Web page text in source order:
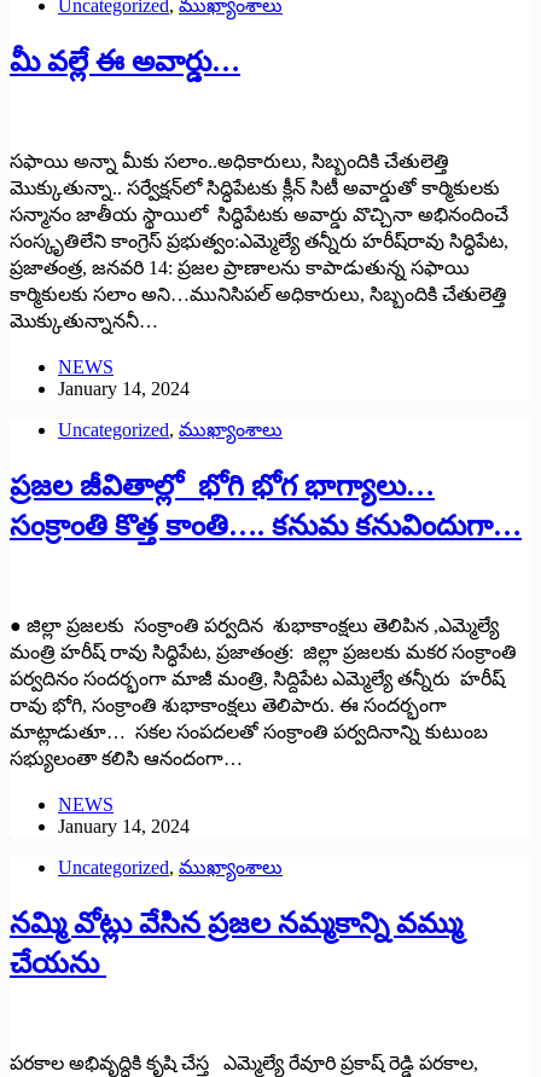
Uncategorized, ముఖ్యాంశాలు
మీ వల్లే ఈ అవార్డు…
సఫాయి అన్నా మీకు సలాం..అధికారులు, సిబ్బందికి చేతులెత్తి
మొక్కుతున్నా.. సర్వేక్షన్‌లో సిద్ధిపేటకు క్లీన్‌ సిటీ అవార్డుతో కార్మికులకు
సన్మానం జాతీయ స్థాయిలో సిద్ధిపేటకు అవార్డు వొచ్చినా అభినందించే
సంస్కృతిలేని కాంగ్రెస్‌ ప్రభుత్వం:ఎమ్మెల్యే తన్నీరు హరీష్‌రావు సిద్ధిపేట,
ప్రజాతంత్ర, జనవరి 14: ప్రజల ప్రాణాలను కాపాడుతున్న సఫాయి
కార్మికులకు సలాం అని…మునిసిపల్‌ అధికారులు, సిబ్బందికి చేతులెత్తి
మొక్కుతున్నాననీ…
NEWS
January 14, 2024
Uncategorized, ముఖ్యాంశాలు
ప్రజల జీవితాల్లో భోగి భోగ భాగ్యాలు…
సంక్రాంతి కొత్త కాంతి…. కనుమ కనువిందుగా…
● జిల్లా ప్రజలకు సంక్రాంతి పర్వదిన శుభాకాంక్షలు తెలిపిన ,ఎమ్మెల్యే
మంత్రి హరీష్ రావు సిద్ధిపేట, ప్రజాతంత్ర: జిల్లా ప్రజలకు మకర సంక్రాంతి
పర్వదినం సందర్భంగా మాజీ మంత్రి, సిద్దిపేట ఎమ్మెల్యే తన్నీరు హరీష్
రావు భోగి, సంక్రాంతి శుభాకాంక్షలు తెలిపారు. ఈ సందర్భంగా
మాట్లాడుతూ… సకల సంపదలతో సంక్రాంతి పర్వదినాన్ని కుటుంబ
సభ్యులంతా కలిసి ఆనందంగా…
NEWS
January 14, 2024
Uncategorized, ముఖ్యాంశాలు
నమ్మి వోట్లు వేసిన ప్రజల నమ్మకాన్ని వమ్ము
చేయను
పరకాల అభివృద్ధికి కృషి చేస్త ఎమ్మెల్యే రేవూరి ప్రకాష్ రెడ్డి పరకాల,